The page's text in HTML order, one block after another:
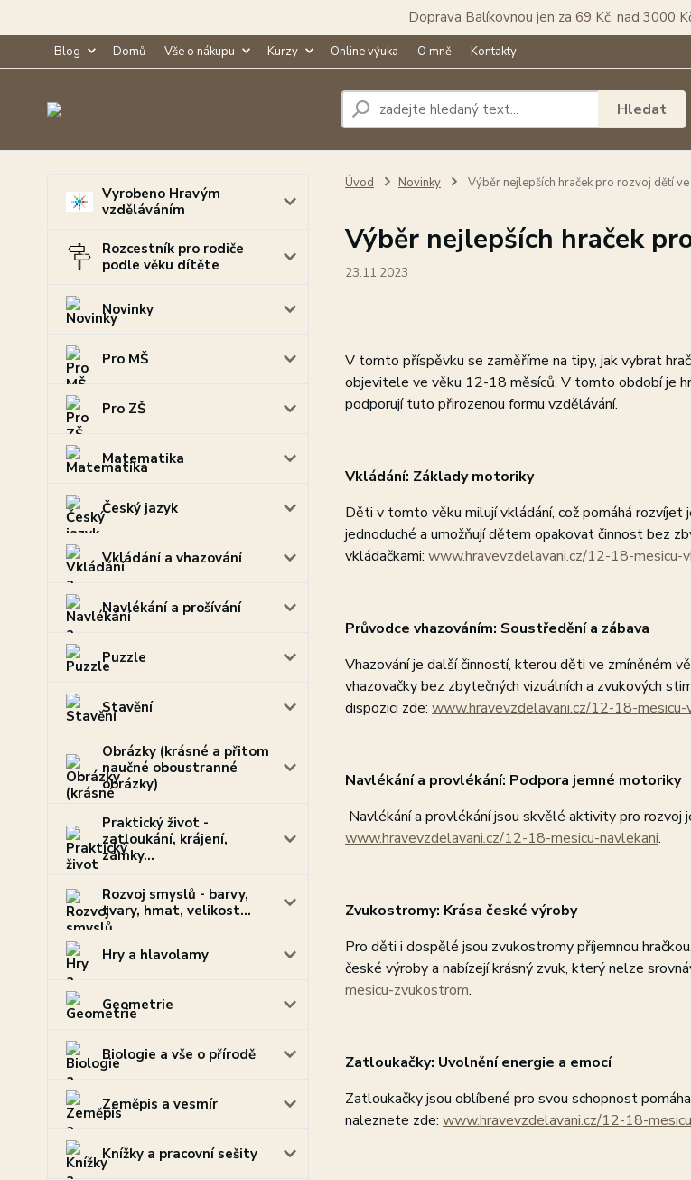
Doprava Balíkovnou jen za 69 Kč, nad 3000
Blog Domů Vše o nákupu Kurzy Online výuka O mně Kontakty
Hledat
Vyrobeno Hravým
vzděláváním
Rozcestník pro rodiče
podle věku dítěte
Novinky
Pro MŠ
Pro ZŠ
Matematika
Český jazyk
Vkládání a vhazování
Navlékání a prošívání
Puzzle
Stavění
Obrázky (krásné a přitom
naučné oboustranné
obrázky)
Praktický život -
zatloukání, krájení,
zámky...
Rozvoj smyslů - barvy,
tvary, hmat, velikost...
Hry a hlavolamy
Geometrie
Biologie a vše o přírodě
Zeměpis a vesmír
Knížky a pracovní sešity
Úvod Novinky Výběr nejlepších hraček pro rozvoj dětí
Výběr nejlepších hraček
23.11.2023
V tomto příspěvku se zaměříme na tipy, jak vybrat
objevitele ve věku 12-18 měsíců. V tomto období je
podporují tuto přirozenou formu vzdělávání.
Vkládání: Základy motoriky
Děti v tomto věku milují vkládání, což pomáhá rozvíjet
jednoduché a umožňují dětem opakovat činnost bez
vkládačkami: www.hravevzdelavani.cz/12-18-mesicu-
Průvodce vhazováním: Soustředění a zábava
Vhazování je další činností, kterou děti ve zmíněném
vhazovačky bez zbytečných vizuálních a zvukových
dispozici zde: www.hravevzdelavani.cz/12-18-mesicu-
Navlékání a provlékání: Podpora jemné motoriky
Navlékání a provlékání jsou skvělé aktivity pro
www.hravevzdelavani.cz/12-18-mesicu-navlekani.
Zvukostromy: Krása české výroby
Pro děti i dospělé jsou zvukostromy příjemnou
české výroby a nabízejí krásný zvuk, který nelze
mesicu-zvukostrom.
Zatloukačky: Uvolnění energie a emocí
Zatloukačky jsou oblíbené pro svou schopnost
naleznete zde: www.hravevzdelavani.cz/12-18-